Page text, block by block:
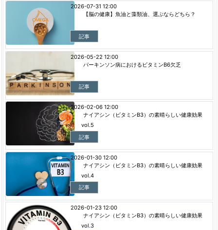
【脳の健康】魚油と藻類油、選ぶならどちら？
記事
2026-07-31 12:00
パーキンソン病におけるビタミンB6欠乏
記事
2026-05-22 12:00
ナイアシン（ビタミンB3）の素晴らしい健康効果
vol.5
記事
2026-02-06 12:00
ナイアシン（ビタミンB3）の素晴らしい健康効果
vol.4
記事
2026-01-30 12:00
ナイアシン（ビタミンB3）の素晴らしい健康効果
vol.3
2026-01-23 12:00